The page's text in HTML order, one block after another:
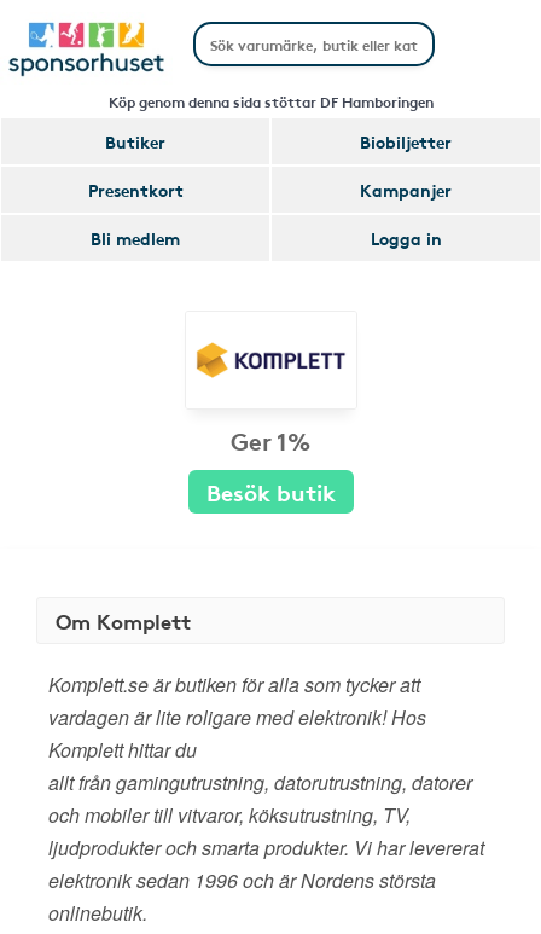
Köp genom denna sida stöttar DF Hamboringen
Butiker
Biobiljetter
Presentkort
Kampanjer
Bli medlem
Logga in
Ger 1%
Besök butik
Om Komplett
Komplett.se är butiken för alla som tycker att
vardagen är lite roligare med elektronik! Hos
Komplett hittar du
allt från gamingutrustning, datorutrustning, datorer
och mobiler till vitvaror, köksutrustning, TV,
ljudprodukter och smarta produkter. Vi har levererat
elektronik sedan 1996 och är Nordens största
onlinebutik.